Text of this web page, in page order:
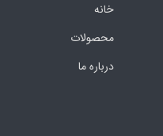
خانه
محصولات
درباره ما